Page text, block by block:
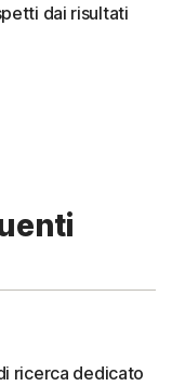
dai risultati
ricerca dedicato